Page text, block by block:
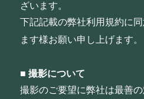
ざいます。
下記記載の弊社利用規約に
ます様お願い申し上げます。
■ 撮影について
撮影のご要望に弊社は最善